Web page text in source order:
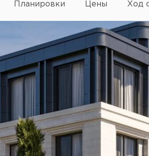
Планировки Цены Ход